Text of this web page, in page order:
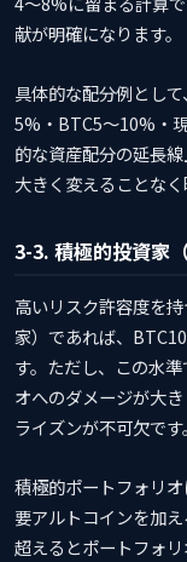
献が明確になります。
具体的な配分例とし
5%・BTC5〜10%・
的な資産配分の延長
大きく変えることな
3-3. 積極的投資家
高いリスク許容度を
家）であれば、
す。ただし、この水
オへのダメージが大
ライズンが不可欠です。
積極的ポートフォリ
要アルトコインを加
超えるとポートフォリ